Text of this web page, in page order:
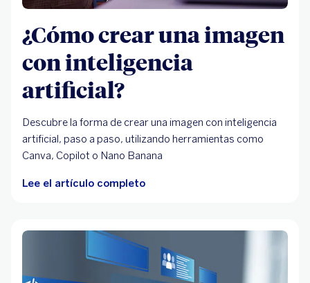
¿Cómo crear una imagen
con inteligencia
artificial?
Descubre la forma de crear una imagen con inteligencia
artificial, paso a paso, utilizando herramientas como
Canva, Copilot o Nano Banana
Lee el artículo completo